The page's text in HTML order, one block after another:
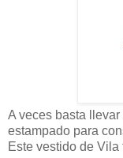
A veces basta
estampado para
Este vestido de Vila